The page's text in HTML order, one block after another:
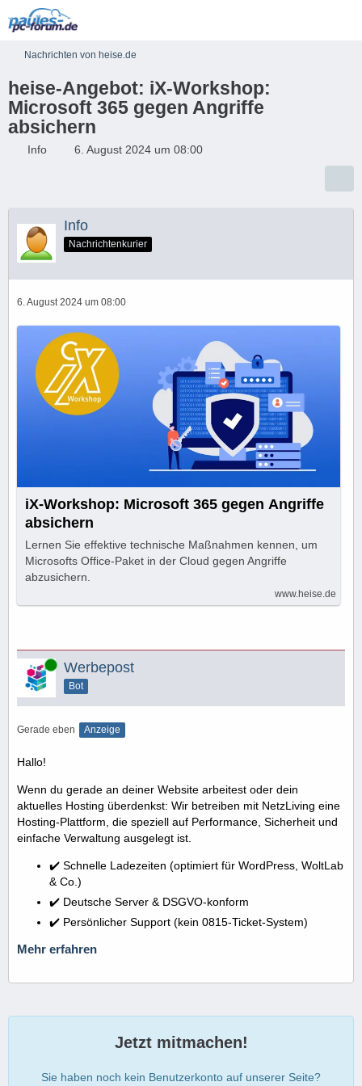
Nachrichten von heise.de
heise-Angebot: iX-Workshop:
Microsoft 365 gegen Angriffe
absichern
Info 6. August 2024 um 08:00
Info
Nachrichtenkurier
6. August 2024 um 08:00
iX-Workshop: Microsoft 365 gegen Angriffe
absichern
Lernen Sie effektive technische Maßnahmen kennen, um
Microsofts Office-Paket in der Cloud gegen Angriffe
abzusichern.
www.heise.de
Online Werbepost
Bot
Gerade eben Anzeige
Hallo!
Wenn du gerade an deiner Website arbeitest oder dein
aktuelles Hosting überdenkst: Wir betreiben mit NetzLiving eine
Hosting-Plattform, die speziell auf Performance, Sicherheit und
einfache Verwaltung ausgelegt ist.
✔️ Schnelle Ladezeiten (optimiert für WordPress, WoltLab
& Co.)
✔️ Deutsche Server & DSGVO-konform
✔️ Persönlicher Support (kein 0815-Ticket-System)
Mehr erfahren
Jetzt mitmachen!
Sie haben noch kein Benutzerkonto auf unserer Seite?